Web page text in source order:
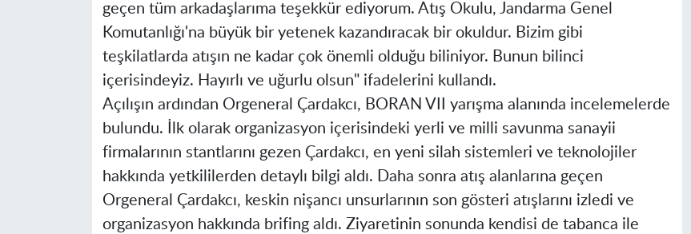
geçen tüm arkadaşlarıma teşekkür ediyorum. Atış Okulu, Jandarma Genel
Komutanlığı'na büyük bir yetenek kazandıracak bir okuldur. Bizim gibi
teşkilatlarda atışın ne kadar çok önemli olduğu biliniyor. Bunun bilinci
içerisindeyiz. Hayırlı ve uğurlu olsun" ifadelerini kullandı.
Açılışın ardından Orgeneral Çardakcı, BORAN VII yarışma alanında incelemelerde
bulundu. İlk olarak organizasyon içerisindeki yerli ve milli savunma sanayii
firmalarının stantlarını gezen Çardakcı, en yeni silah sistemleri ve teknolojiler
hakkında yetkililerden detaylı bilgi aldı. Daha sonra atış alanlarına geçen
Orgeneral Çardakcı, keskin nişancı unsurlarının son gösteri atışlarını izledi ve
organizasyon hakkında brifing aldı. Ziyaretinin sonunda kendisi de tabanca ile